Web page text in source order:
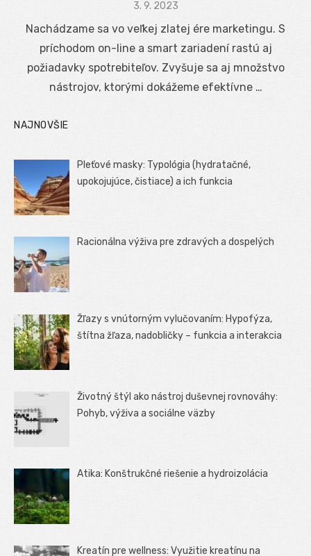
Posted
3. 9. 2023
Nachádzame sa vo veľkej zlatej ére marketingu. S
príchodom on-line a smart zariadení rastú aj
požiadavky spotrebiteľov. Zvyšuje sa aj množstvo
nástrojov, ktorými dokážeme efektívne …
NAJNOVŠIE
Pleťové masky: Typológia (hydratačné,
upokojujúce, čistiace) a ich funkcia
Racionálna výživa pre zdravých a dospelých
Žľazy s vnútorným vylučovaním: Hypofýza,
štítna žľaza, nadobličky – funkcia a interakcia
Životný štýl ako nástroj duševnej rovnováhy:
Pohyb, výživa a sociálne väzby
Atika: Konštrukčné riešenie a hydroizolácia
Kreatín pre wellness: Využitie kreatínu na